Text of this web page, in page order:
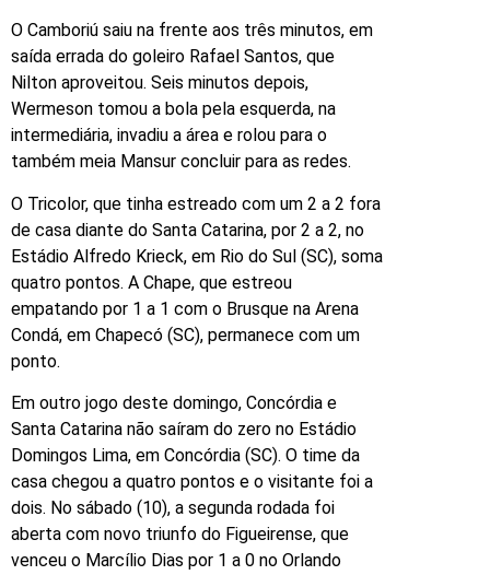
O Camboriú saiu na frente aos três minutos, em
saída errada do goleiro Rafael Santos, que
Nilton aproveitou. Seis minutos depois,
Wermeson tomou a bola pela esquerda, na
intermediária, invadiu a área e rolou para o
também meia Mansur concluir para as redes.
O Tricolor, que tinha estreado com um 2 a 2 fora
de casa diante do Santa Catarina, por 2 a 2, no
Estádio Alfredo Krieck, em Rio do Sul (SC), soma
quatro pontos. A Chape, que estreou
empatando por 1 a 1 com o Brusque na Arena
Condá, em Chapecó (SC), permanece com um
ponto.
Em outro jogo deste domingo, Concórdia e
Santa Catarina não saíram do zero no Estádio
Domingos Lima, em Concórdia (SC). O time da
casa chegou a quatro pontos e o visitante foi a
dois. No sábado (10), a segunda rodada foi
aberta com novo triunfo do Figueirense, que
venceu o Marcílio Dias por 1 a 0 no Orlando